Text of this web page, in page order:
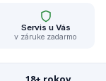
Servis u Vás
v záruke zadarmo